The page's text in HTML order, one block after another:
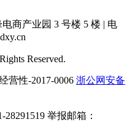
商产业园 3 号楼 5 楼 | 电
Reserved.
营性-2017-0006 浙公网安备
举报邮箱：